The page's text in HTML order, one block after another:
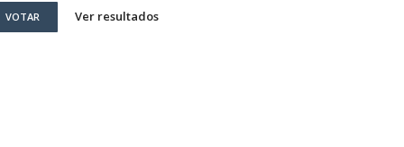
VOTAR Ver resultados